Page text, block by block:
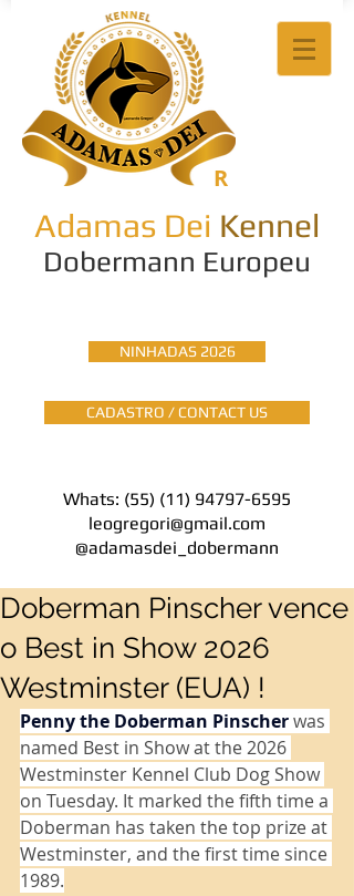
R
Adamas Dei Kennel
Dobermann Europeu
NINHADAS 2026
CADASTRO / CONTACT US
Whats: (55) (11) 94797-6595
leogregori@gmail.com
@adamasdei_dobermann
Doberman Pinscher vence
o Best in Show 2026
Westminster (EUA) !
Penny the Doberman Pinscher was
named Best in Show at the 2026
Westminster Kennel Club Dog Show
on Tuesday. It marked the fifth time a
Doberman has taken the top prize at
Westminster, and the first time since
1989.